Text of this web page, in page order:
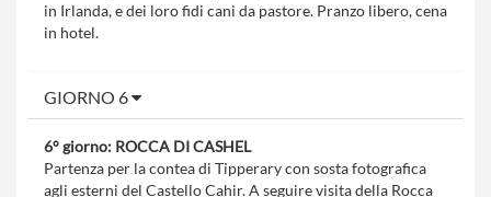
in Irlanda, e dei loro fidi cani da pastore. Pranzo libero, cena
in hotel.
GIORNO 6
6° giorno: ROCCA DI CASHEL
Partenza per la contea di Tipperary con sosta fotografica
agli esterni del Castello Cahir. A seguire visita della Rocca